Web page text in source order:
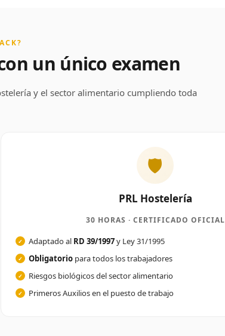
un único examen
y el sector alimentario cumpliendo toda
🛡️
PRL Hostelería
30 HORAS · CERTIFICADO OFICIAL
Adaptado al RD 39/1997y Ley 31/1995
Obligatorio para todos los trabajadores
Riesgos biológicos del sector alimentario
Primeros Auxilios en el puesto de trabajo